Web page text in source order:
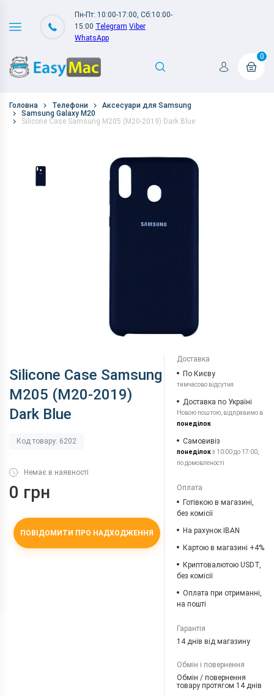
Пн-Пт: 10:00-17:00, Сб:10:00-
15:00 Telegram Viber
WhatsApp
0
Головна Телефони
Аксесуари для Samsung
Samsung Galaxy M20
Silicone Case Samsung M205 (M20-2019) Dark Blue
Silicone Case Samsung
M205 (M20-2019)
Dark Blue
Код товару: 6202
Немає в наявності
0 грн
ПОВІДОМИТИ ПРО НАДХОДЖЕННЯ
Доставка
По Києву
тимчасово відсутня
Доставка по Україні
Новою поштою, відправимо в
понеділок
Самовивіз
понеділокз 10:00 до 17:00,
по домовленості
Оплата
Готівкою в магазині,
без комісії
На рахунок IBAN
Картою в магазині +4%
Криптовалютою USDT,
без комісії
Оплата при отриманні,
на пошті
Гарантія
14 днів від магазину
Обмін і повернення
Обмін / повернення
товару протягом 14 днів